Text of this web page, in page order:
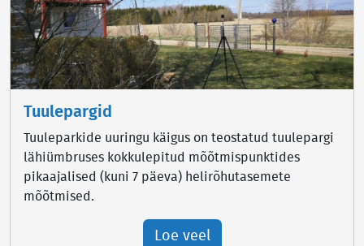
Tuulepargid
Tuuleparkide uuringu käigus on teostatud tuulepargi
lähiümbruses kokkulepitud mõõtmispunktides
pikaajalised (kuni 7 päeva) helirõhutasemete
mõõtmised.
Loe veel